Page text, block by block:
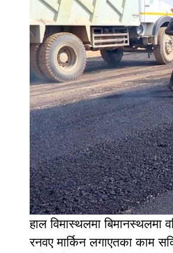
हाल विमास्थलमा बिमानस्थलमा
रनवए मार्किन लगाएतका काम